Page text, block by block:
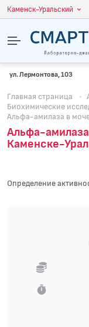
Каменск-Уральский
ул. Лермонтова, 103
Главная страница ·
Биохимические
Альфа-амилаза в
Альфа-
Каменске-
Определение